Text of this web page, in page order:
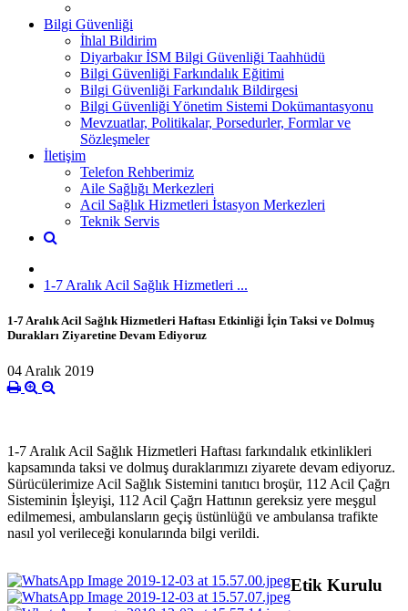
Bilgi Güvenliği
İhlal Bildirim
Diyarbakır İSM Bilgi Güvenliği Taahhüdü
Bilgi Güvenliği Farkındalık Eğitimi
Bilgi Güvenliği Farkındalık Bildirgesi
Bilgi Güvenliği Yönetim Sistemi Dokümantasyonu
Mevzuatlar, Politikalar, Porsedurler, Formlar ve
Sözleşmeler
İletişim
Telefon Rehberimiz
Aile Sağlığı Merkezleri
Acil Sağlık Hizmetleri İstasyon Merkezleri
Teknik Servis
1-7 Aralık Acil Sağlık Hizmetleri ...
1-7 Aralık Acil Sağlık Hizmetleri Haftası Etkinliği İçin Taksi ve Dolmuş
Durakları Ziyaretine Devam Ediyoruz
04 Aralık 2019
1-7 Aralık Acil Sağlık Hizmetleri Haftası farkındalık etkinlikleri
kapsamında taksi ve dolmuş duraklarımızı ziyarete devam ediyoruz.
Sürücülerimize Acil Sağlık Sistemini tanıtıcı broşür, 112 Acil Çağrı
Sisteminin İşleyişi, 112 Acil Çağrı Hattının gereksiz yere meşgul
edilmemesi, ambulansların geçiş üstünlüğü ve ambulansa trafikte
nasıl yol verileceği konularında bilgi verildi.
Etik Kurulu